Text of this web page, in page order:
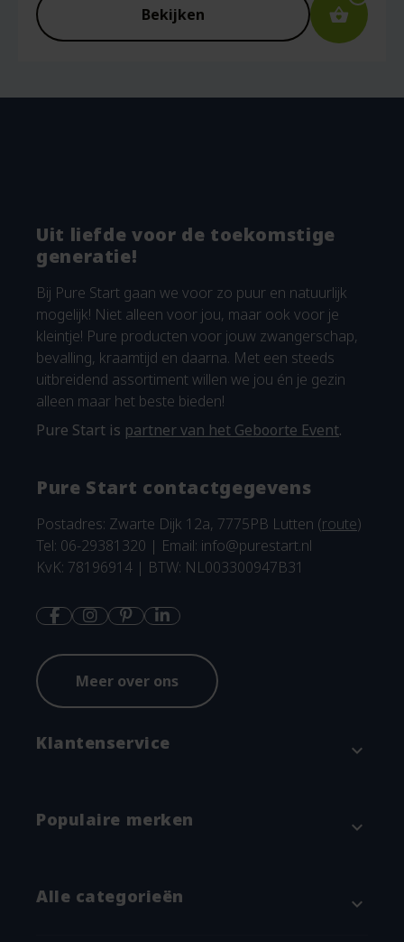
Bekijken
Uit liefde voor de toekomstige
generatie!
Bij Pure Start gaan we voor zo puur en natuurlijk
mogelijk! Niet alleen voor jou, maar ook voor je
kleintje! Pure producten voor jouw zwangerschap,
bevalling, kraamtijd en daarna. Met een steeds
uitbreidend assortiment willen we jou én je gezin
alleen maar het beste bieden!
Pure Start is partner van het Geboorte Event.
Pure Start contactgegevens
Postadres: Zwarte Dijk 12a, 7775PB Lutten (route)
Tel: 06-29381320 | Email: info@purestart.nl
KvK: 78196914 | BTW: NL003300947B31
Meer over ons
Klantenservice expand_more
Betaalmethodes en verzenden
Garantie en klachtenregeling
Populaire merken expand_more
Alle categorieën expand_more